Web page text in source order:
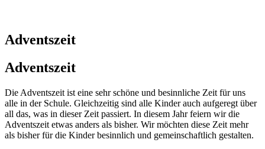
Adventszeit
Adventszeit
Die Adventszeit ist eine sehr schöne und besinnliche Zeit für uns
alle in der Schule. Gleichzeitig sind alle Kinder auch aufgeregt über
all das, was in dieser Zeit passiert. In diesem Jahr feiern wir die
Adventszeit etwas anders als bisher. Wir möchten diese Zeit mehr
als bisher für die Kinder besinnlich und gemeinschaftlich gestalten.